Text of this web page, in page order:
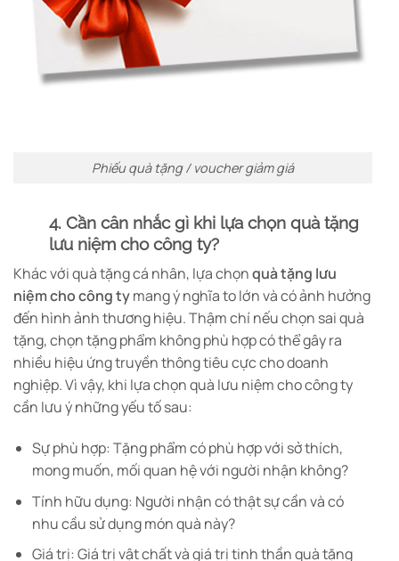
Phiếu quà tặng / voucher giảm giá
4. Cần cân nhắc gì khi lựa chọn quà tặng
lưu niệm cho công ty?
Khác với quà tặng cá nhân, lựa chọnquà tặng lưu
niệm cho công tymang ý nghĩa to lớn và có ảnh hưởng
đến hình ảnh thương hiệu. Thậm chí nếu chọn sai quà
tặng, chọn tặng phẩm không phù hợp có thể gây ra
nhiều hiệu ứng truyền thông tiêu cực cho doanh
nghiệp. Vì vậy, khi lựa chọn quà lưu niệm cho công ty
cần lưu ý những yếu tố sau:
Sự phù hợp: Tặng phẩm có phù hợp với sở thích,
mong muốn, mối quan hệ với người nhận không?
Tính hữu dụng: Người nhận có thật sự cần và có
nhu cầu sử dụng món quà này?
Giá trị: Giá trị vật chất và giá trị tinh thần quà tặng